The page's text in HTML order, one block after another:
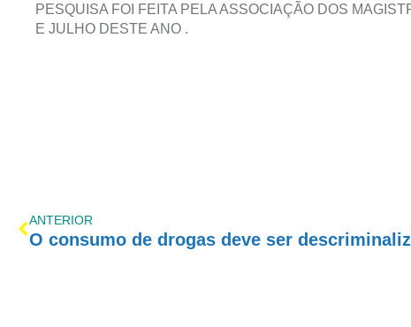
PESQUISA FOI FEITA PELA ASSOCIAÇÃO DOS
E JULHO DESTE ANO .
ANTERIOR
O consumo de drogas deve ser